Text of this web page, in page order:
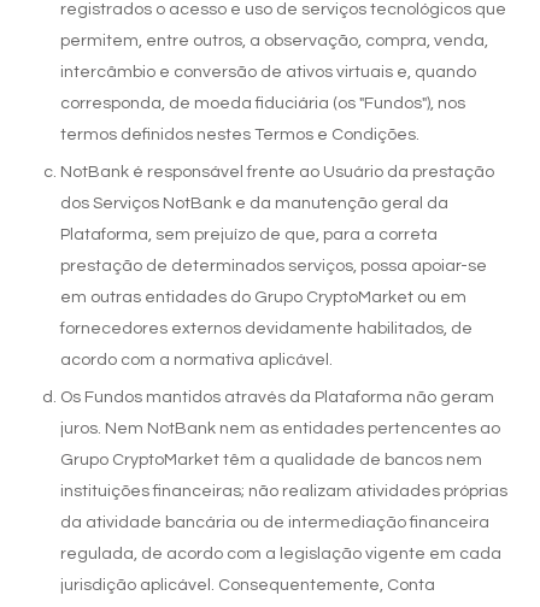
registrados o acesso e uso de serviços tecnológicos que
permitem, entre outros, a observação, compra, venda,
intercâmbio e conversão de ativos virtuais e, quando
corresponda, de moeda fiduciária (os "Fundos"), nos
termos definidos nestes Termos e Condições.
NotBank é responsável frente ao Usuário da prestação
dos Serviços NotBank e da manutenção geral da
Plataforma, sem prejuízo de que, para a correta
prestação de determinados serviços, possa apoiar-se
em outras entidades do Grupo CryptoMarket ou em
fornecedores externos devidamente habilitados, de
acordo com a normativa aplicável.
Os Fundos mantidos através da Plataforma não geram
juros. Nem NotBank nem as entidades pertencentes ao
Grupo CryptoMarket têm a qualidade de bancos nem
instituições financeiras; não realizam atividades próprias
da atividade bancária ou de intermediação financeira
regulada, de acordo com a legislação vigente em cada
jurisdição aplicável. Consequentemente, Conta